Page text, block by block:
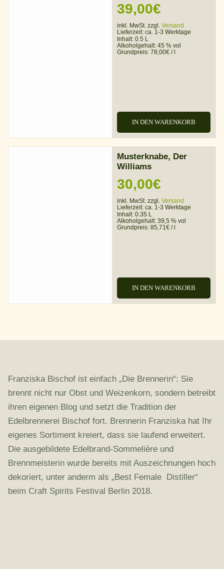
39,00€
inkl. MwSt. zzgl. Versand
Lieferzeit: ca. 1-3 Werktage
Inhalt: 0.5 L
Alkoholgehalt: 45 % vol
Grundpreis: 78,00€ /l
IN DEN WARENKORB
Musterknabe, Der
Williams
30,00€
inkl. MwSt. zzgl. Versand
Lieferzeit: ca. 1-3 Werktage
Inhalt: 0.35 L
Alkoholgehalt: 39,5 % vol
Grundpreis: 85,71€ /
IN DEN WARENKORB
Franziska Bischof ist einfach „Die Brennerin“: Sie
brennt nicht nur Obst und Weizenkorn, sondern betreibt
ihren eigenen Blog und setzt die Tradition der
Edelbrennerei Bischof fort. Brennerin Franziska hat Ihr
eigenes Sortiment kreiert, dass sie laufend erweitert.
Die ausgebildete Edelbrand-Sommelière und
Brennmeisterin wurde bereits mit Auszeichnungen hoch
dekoriert, unter anderm als „Best Female Distiller“
beim Craft Spirits Festival Berlin 2018.